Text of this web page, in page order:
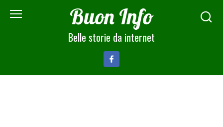
Buon Info
Belle storie da internet